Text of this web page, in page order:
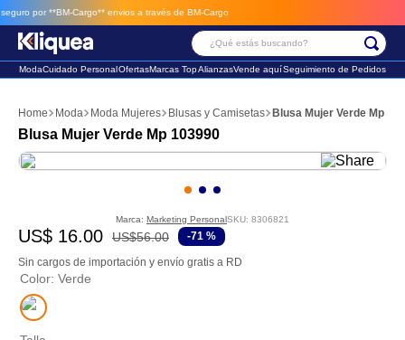
por **BM-Cargo** envios a través de BM-Cargo
¿Qué estás buscando?
ModaCuidado PersonalOfertasMarcas TopAlianzasVende aquíSeguimiento de Pedidos
Moda Moda Mujeres Blusas y Camisetas Blusa Mujer Verde Mp
Blusa Mujer Verde Mp 103990
Marca: Marketing PersonalSKU: 8306821
US$ 16.00 US$56.00 -71 %
Sin cargos de importación y envío gratis a RD
Color: Verde
2. sandalia